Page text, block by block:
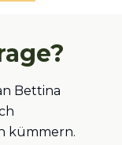
Bettina
kümmern.